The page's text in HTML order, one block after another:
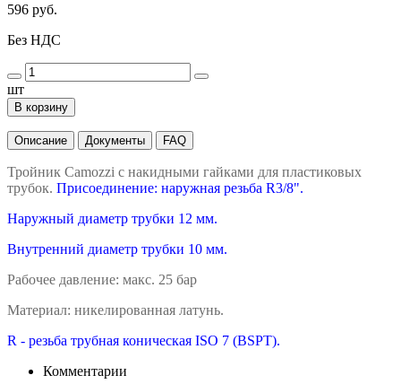
596 руб.
Без НДС
шт
В корзину
Описание Документы FAQ
Тройник Camozzi с накидными гайками для пластиковых
трубок. Присоединение: наружная резьба R3/8".
Наружный диаметр трубки 12 мм.
Внутренний диаметр трубки 10 мм.
Рабочее давление: макс. 25 бар
Материал: никелированная латунь.
R - резьба трубная коническая ISO 7 (BSPT).
Комментарии